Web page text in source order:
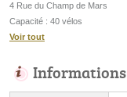
4 Rue du Champ de Mars
Capacité : 40 vélos
Voir tout
Informations